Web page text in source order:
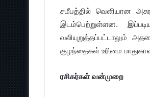
சமீபத்தில் வெளியான
இடம்பெற்றுள்ளன.
குழந்தைகள் உரிமை
ரசிகர்கள் வன்முறை